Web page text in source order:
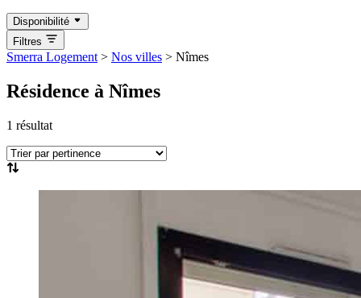
Disponibilité
Complet Dispo à venir
Filtres
Smerra Logement > Nos villes > Nîmes
Résidence à Nîmes
1 résultat